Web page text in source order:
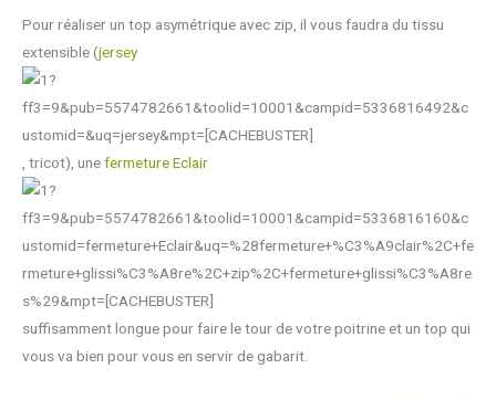
Pour réaliser un top asymétrique avec zip, il vous faudra du tissu
extensible (jersey
, tricot), unefermeture Eclair
suffisamment longue pour faire le tour de votre poitrine et un top qui
vous va bien pour vous en servir de gabarit.